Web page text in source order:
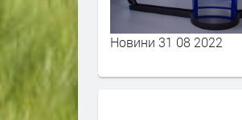
Новини 31 08 2022